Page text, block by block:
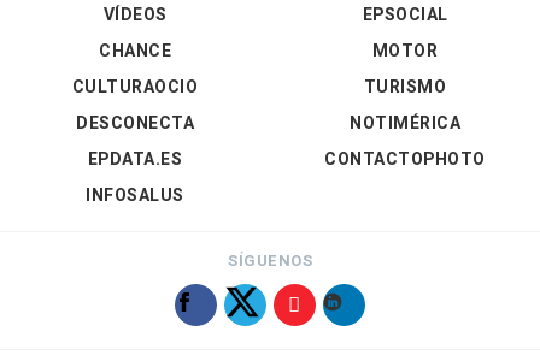
VÍDEOS
EPSOCIAL
CHANCE
CULTURAOCIO
DESCONECTA
EPDATA.ES
INFOSALUS
MOTOR
TURISMO
NOTIMÉRICA
CONTACTOPHOTO
SÍGUENOS